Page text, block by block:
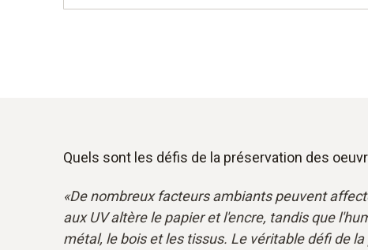
Quels sont les défis de la préservation des
«De nombreux facteurs ambiants peuvent
aux UV altère le papier et l'encre, tandis que
métal, le bois et les tissus. Le véritable défi de